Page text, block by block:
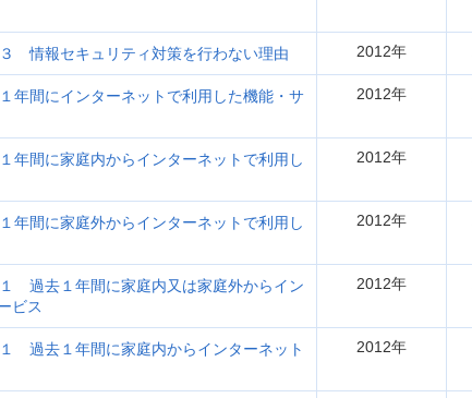
報セキュリティ対策を行わない理由 2012年
間にインターネットで利用した機能・サ
2012年
間に家庭内からインターネットで利用し
2012年
間に家庭外からインターネットで利用し
2012年
去１年間に家庭内又は家庭外からイン
ビス
2012年
去１年間に家庭内からインターネット
2012年